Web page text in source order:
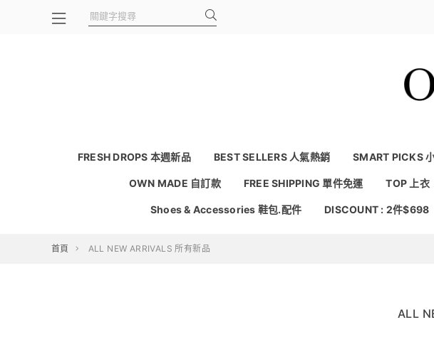
FRESH DROPS 本週新品 BEST SELLERS 人氣熱銷 SMART PICKS
OWN MADE 自訂款 FREE SHIPPING 單件免運 TOP 上衣
Shoes & Accessories 鞋包.配件 DISCOUNT : 2件$698
首頁 ALL NEW ARRIVALS 所有新品
ALL